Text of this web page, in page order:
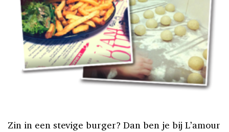
Zin in een stevige burger? Dan ben je bij L’amour